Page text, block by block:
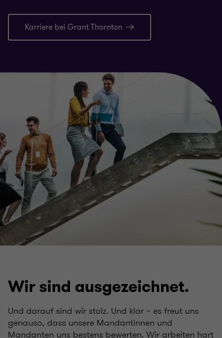
Karriere bei Grant Thornton
Wir sind ausgezeichnet.
Und darauf sind wir stolz. Und klar – es freut uns
genauso, dass unsere Mandantinnen und
Mandanten uns bestens bewerten. Wir arbeiten hart